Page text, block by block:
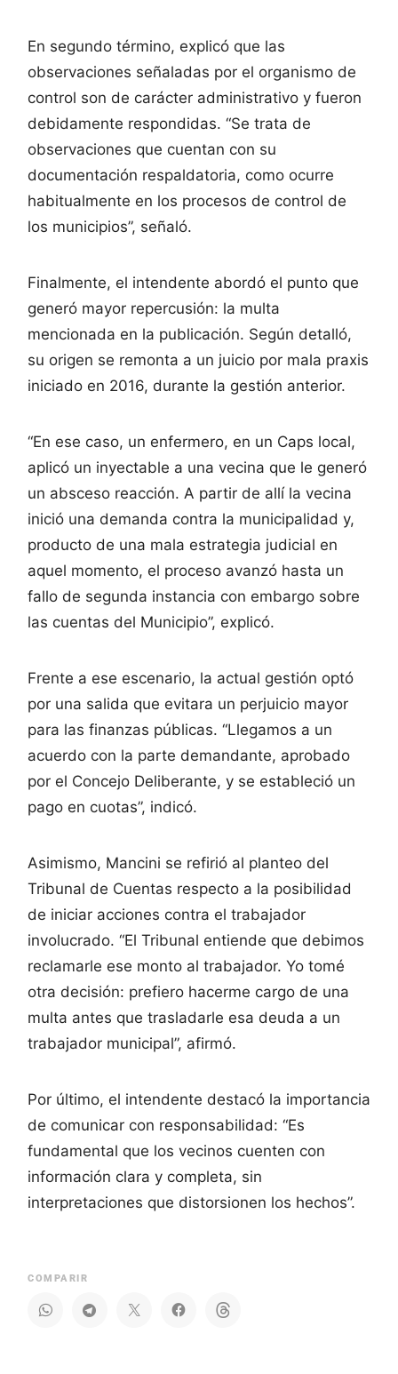
En segundo término, explicó que las
observaciones señaladas por el organismo de
control son de carácter administrativo y fueron
debidamente respondidas. “Se trata de
observaciones que cuentan con su
documentación respaldatoria, como ocurre
habitualmente en los procesos de control de
los municipios”, señaló.
Finalmente, el intendente abordó el punto que
generó mayor repercusión: la multa
mencionada en la publicación. Según detalló,
su origen se remonta a un juicio por mala praxis
iniciado en 2016, durante la gestión anterior.
“En ese caso, un enfermero, en un Caps local,
aplicó un inyectable a una vecina que le generó
un absceso reacción. A partir de allí la vecina
inició una demanda contra la municipalidad y,
producto de una mala estrategia judicial en
aquel momento, el proceso avanzó hasta un
fallo de segunda instancia con embargo sobre
las cuentas del Municipio”, explicó.
Frente a ese escenario, la actual gestión optó
por una salida que evitara un perjuicio mayor
para las finanzas públicas. “Llegamos a un
acuerdo con la parte demandante, aprobado
por el Concejo Deliberante, y se estableció un
pago en cuotas”, indicó.
Asimismo, Mancini se refirió al planteo del
Tribunal de Cuentas respecto a la posibilidad
de iniciar acciones contra el trabajador
involucrado. “El Tribunal entiende que debimos
reclamarle ese monto al trabajador. Yo tomé
otra decisión: prefiero hacerme cargo de una
multa antes que trasladarle esa deuda a un
trabajador municipal”, afirmó.
Por último, el intendente destacó la importancia
de comunicar con responsabilidad: “Es
fundamental que los vecinos cuenten con
información clara y completa, sin
interpretaciones que distorsionen los hechos”.
COMPARIR